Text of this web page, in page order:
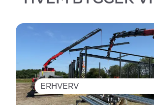
ERHVERV